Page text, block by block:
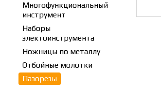
Многофункциональный
инструмент
Наборы
электоинструмента
Ножницы по металлу
Отбойные молотки
Пазорезы